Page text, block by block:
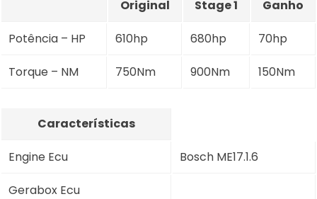
Original Stage 1 Ganho
Potência – HP 610hp 680hp 70hp
Torque – NM 750Nm 900Nm 150Nm
Características
Engine Ecu Bosch ME17.1.6
Gerabox Ecu